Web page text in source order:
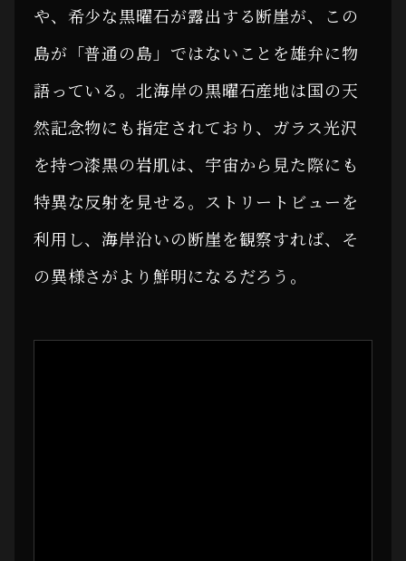
や、希少な黒曜石が露出する断崖が、この
島が「普通の島」ではないことを雄弁に物
語っている。北海岸の黒曜石産地は国の天
然記念物にも指定されており、ガラス光沢
を持つ漆黒の岩肌は、宇宙から見た際にも
特異な反射を見せる。ストリートビューを
利用し、海岸沿いの断崖を観察すれば、そ
の異様さがより鮮明になるだろう。